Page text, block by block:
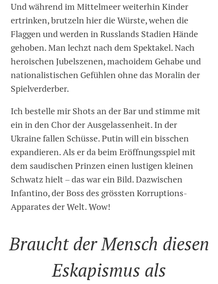
Und während im Mittelmeer weiterhin Kinder
ertrinken, brutzeln hier die Würste, wehen die
Flaggen und werden in Russlands Stadien Hände
gehoben. Man lechzt nach dem Spektakel. Nach
heroischen Jubelszenen, machoidem Gehabe und
nationalistischen Gefühlen ohne das Moralin der
Spielverderber.
Ich bestelle mir Shots an der Bar und stimme mit
ein in den Chor der Ausgelassenheit. In der
Ukraine fallen Schüsse. Putin will ein bisschen
expandieren. Als er da beim Eröffnungsspiel mit
dem saudischen Prinzen einen lustigen kleinen
Schwatz hielt – das war ein Bild. Dazwischen
Infantino, der Boss des grössten Korruptions-
Apparates der Welt. Wow!
Braucht der Mensch diesen
Eskapismus als